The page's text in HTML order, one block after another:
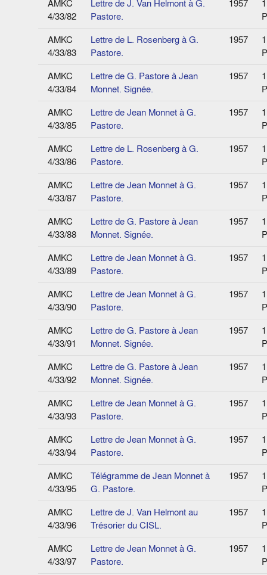
AMKC
4/33/82
Lettre de J. Van Helmont à G.
Pastore.
1957
1
AMKC
4/33/83
Lettre de L. Rosenberg à G.
Pastore.
1957
1
AMKC
4/33/84
Lettre de G. Pastore à Jean
Monnet. Signée.
1957
1
AMKC
4/33/85
Lettre de Jean Monnet à G.
Pastore.
1957
1
AMKC
4/33/86
Lettre de L. Rosenberg à G.
Pastore.
1957
1
AMKC
4/33/87
Lettre de Jean Monnet à G.
Pastore.
1957
1
AMKC
4/33/88
Lettre de G. Pastore à Jean
Monnet. Signée.
1957
1
AMKC
4/33/89
Lettre de Jean Monnet à G.
Pastore.
1957
1
AMKC
4/33/90
Lettre de Jean Monnet à G.
Pastore.
1957
1
AMKC
4/33/91
Lettre de G. Pastore à Jean
Monnet. Signée.
1957
1
AMKC
4/33/92
Lettre de G. Pastore à Jean
Monnet. Signée.
1957
1
AMKC
4/33/93
Lettre de Jean Monnet à G.
Pastore.
1957
1
AMKC
4/33/94
Lettre de Jean Monnet à G.
Pastore.
1957
1
AMKC
4/33/95
Télégramme de Jean Monnet à
G. Pastore.
1957
1
AMKC
4/33/96
Lettre de J. Van Helmont au
Trésorier du CISL.
1957
1
AMKC
4/33/97
Lettre de Jean Monnet à G.
Pastore.
1957
1